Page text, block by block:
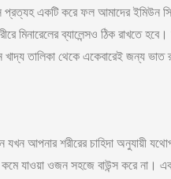
প্রত্যহ একটি করে ফল আমাদের ইমিউন
মিনারেলের ব্যালেন্সও ঠিক
তালিকা থেকে একেবারেই জন্য
যখন আপনার শরীরের চাহিদা অনুযায়ী
কমে যাওয়া ওজন সহজে বাউন্স করে না।